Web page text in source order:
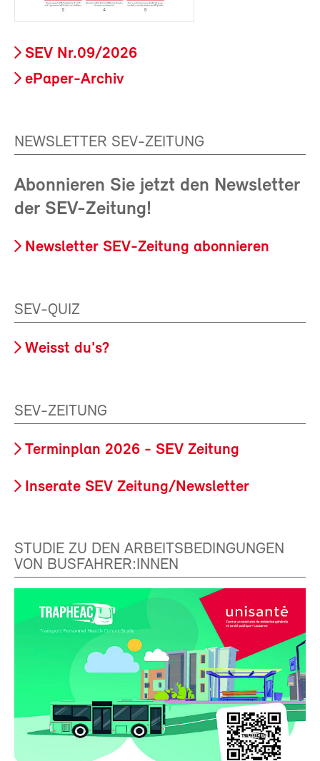
SEV Nr.09/2026
ePaper-Archiv
NEWSLETTER SEV-ZEITUNG
Abonnieren Sie jetzt den Newsletter
der SEV-Zeitung!
Newsletter SEV-Zeitung abonnieren
SEV-QUIZ
Weisst du's?
SEV-ZEITUNG
Terminplan 2026 - SEV Zeitung
Inserate SEV Zeitung/Newsletter
STUDIE ZU DEN ARBEITSBEDINGUNGEN
VON BUSFAHRER:INNEN